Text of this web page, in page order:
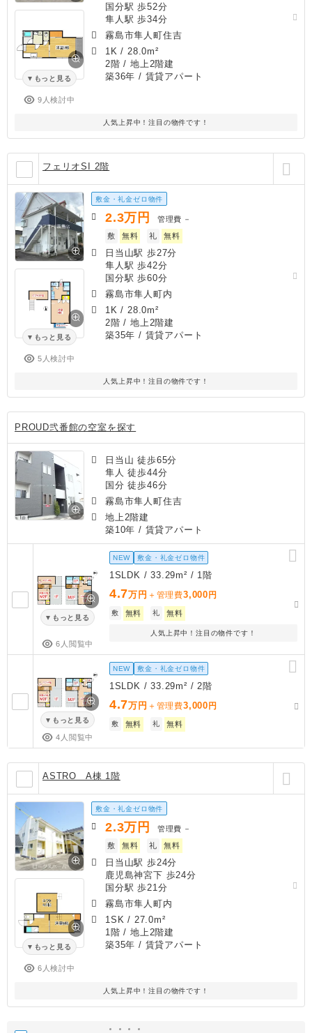
もっと見る
9人検討中
国分駅 歩52分
隼人駅 歩34分
霧島市隼人町住吉
1K / 28.0m²
2階 / 地上2階建
築36年 / 賃貸アパート
人気上昇中！注目の物件です！
フェリオSI 2階
もっと見る
5人検討中
敷金・礼金ゼロ物件
2.3万円 管理費 －
敷
無料 礼 無料
日当山駅 歩27分
隼人駅 歩42分
国分駅 歩60分
霧島市隼人町内
1K / 28.0m²
2階 / 地上2階建
築35年 / 賃貸アパート
人気上昇中！注目の物件です！
PROUD弐番館の空室を探す
日当山 徒歩65分
隼人 徒歩44分
国分 徒歩46分
霧島市隼人町住吉
地上2階建
築10年 / 賃貸アパート
もっと見る
6人閲覧中
NEW 敷金・礼金ゼロ物件
1SLDK / 33.29m² / 1階
4.7万円 ＋管理費3,000 円
敷 無料 礼 無料
人気上昇中！注目の物件です！
もっと見る
4人閲覧中
NEW 敷金・礼金ゼロ物件
1SLDK / 33.29m² / 2階
4.7万円 ＋管理費3,000 円
敷 無料 礼 無料
ASTRO A棟 1階
もっと見る
6人検討中
敷金・礼金ゼロ物件
2.3万円 管理費 －
敷
無料 礼 無料
日当山駅 歩24分
鹿児島神宮下 歩24分
国分駅 歩21分
霧島市隼人町内
1SK / 27.0m²
1階 / 地上2階建
築35年 / 賃貸アパート
人気上昇中！注目の物件です！